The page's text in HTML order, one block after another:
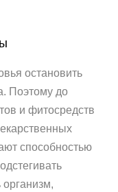
остановить
Поэтому до
и фитосредств
способностью